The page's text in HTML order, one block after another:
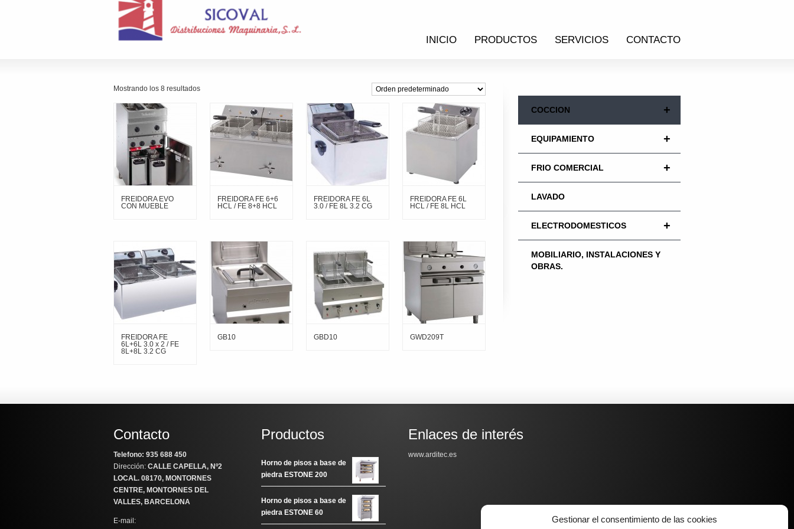
Gestionar el consentimiento de las cookies
INICIO PRODUCTOS SERVICIOS CONTACTO
Mostrando los 8 resultados
FREIDORA EVO
CON MUEBLE
FREIDORA FE 6+6
HCL / FE 8+8 HCL
FREIDORA FE 6L
3.0 / FE 8L 3.2 CG
FREIDORA FE 6L
HCL / FE 8L HCL
FREIDORA FE
6L+6L 3.0 x 2 / FE
8L+8L 3.2 CG
GB10 GBD10 GWD209T
+
COCCION
+
EQUIPAMIENTO
+
FRIO COMERCIAL
LAVADO
+
ELECTRODOMESTICOS
MOBILIARIO, INSTALACIONES Y
OBRAS.
Contacto
Telefono: 935 688 450
Dirección: CALLE CAPELLA, Nº2
LOCAL. 08170, MONTORNES
CENTRE, MONTORNES DEL
VALLES, BARCELONA
E-mail:
Productos
Horno de pisos a base de
piedra ESTONE 200
Horno de pisos a base de
piedra ESTONE 60
Enlaces de interés
www.arditec.es